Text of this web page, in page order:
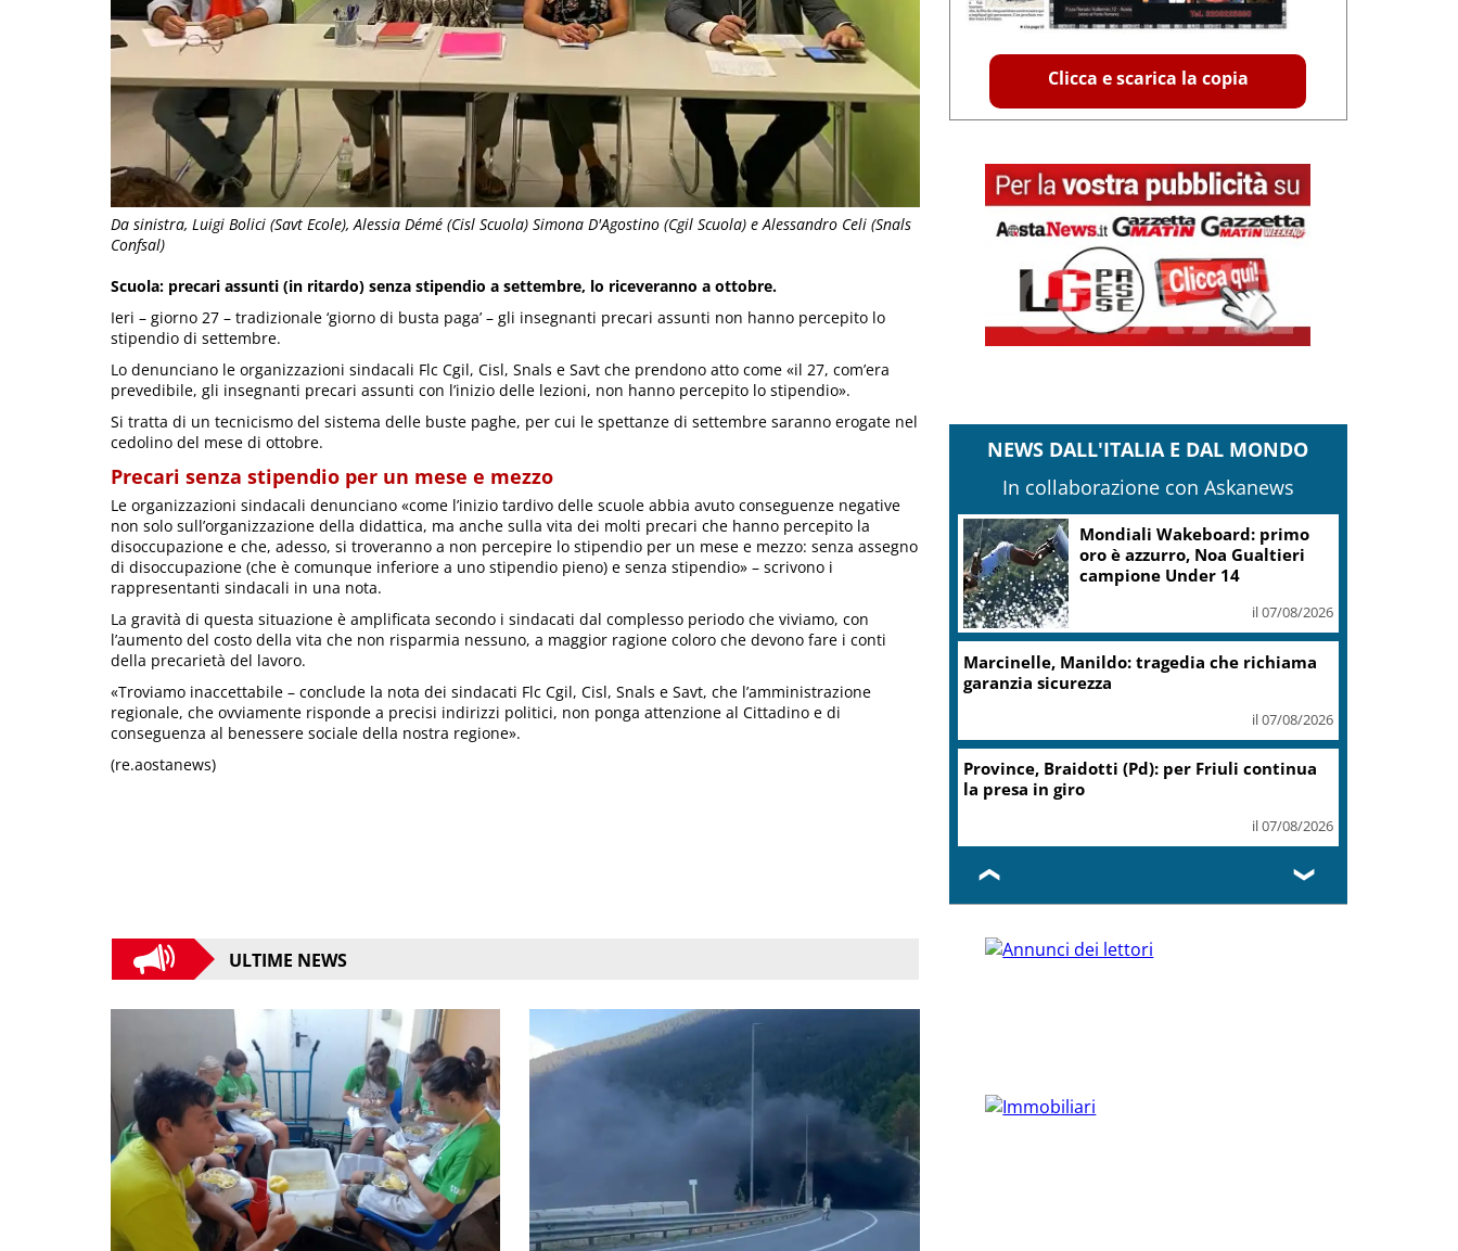
Da sinistra, Luigi Bolici (Savt Ecole), Alessia Démé (Cisl Scuola) Simona D'Agostino (Cgil Scuola) e Alessandro Celi (Snals
Confsal)
Scuola: precari assunti (in ritardo) senza stipendio a settembre, lo riceveranno a ottobre.
Ieri – giorno 27 – tradizionale ‘giorno di busta paga’ – gli insegnanti precari assunti non hanno percepito lo
stipendio di settembre.
Lo denunciano le organizzazioni sindacali Flc Cgil, Cisl, Snals e Savt che prendono atto come «il 27, com’era
prevedibile, gli insegnanti precari assunti con l’inizio delle lezioni, non hanno percepito lo stipendio».
Si tratta di un tecnicismo del sistema delle buste paghe, per cui le spettanze di settembre saranno erogate nel
cedolino del mese di ottobre.
Precari senza stipendio per un mese e mezzo
Le organizzazioni sindacali denunciano «come l’inizio tardivo delle scuole abbia avuto conseguenze negative
non solo sull’organizzazione della didattica, ma anche sulla vita dei molti precari che hanno percepito la
disoccupazione e che, adesso, si troveranno a non percepire lo stipendio per un mese e mezzo: senza assegno
di disoccupazione (che è comunque inferiore a uno stipendio pieno) e senza stipendio» – scrivono i
rappresentanti sindacali in una nota.
La gravità di questa situazione è amplificata secondo i sindacati dal complesso periodo che viviamo, con
l’aumento del costo della vita che non risparmia nessuno, a maggior ragione coloro che devono fare i conti
della precarietà del lavoro.
«Troviamo inaccettabile – conclude la nota dei sindacati Flc Cgil, Cisl, Snals e Savt, che l’amministrazione
regionale, che ovviamente risponde a precisi indirizzi politici, non ponga attenzione al Cittadino e di
conseguenza al benessere sociale della nostra regione».
(re.aostanews)
ULTIME NEWS
Clicca e scarica la copia
NEWS DALL'ITALIA E DAL MONDO
In collaborazione con Askanews
Mondiali Wakeboard: primo
oro è azzurro, Noa Gualtieri
campione Under 14
il 07/08/2026
Marcinelle, Manildo: tragedia che richiama
garanzia sicurezza
il 07/08/2026
Province, Braidotti (Pd): per Friuli continua
la presa in giro
il 07/08/2026
❮ ❯